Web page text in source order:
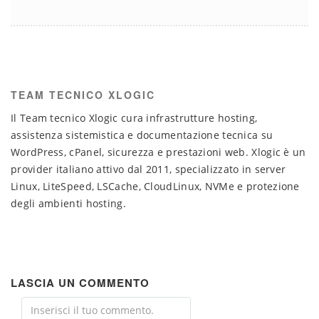
TEAM TECNICO XLOGIC
Il Team tecnico Xlogic cura infrastrutture hosting,
assistenza sistemistica e documentazione tecnica su
WordPress, cPanel, sicurezza e prestazioni web. Xlogic è un
provider italiano attivo dal 2011, specializzato in server
Linux, LiteSpeed, LSCache, CloudLinux, NVMe e protezione
degli ambienti hosting.
LASCIA UN COMMENTO
Comment